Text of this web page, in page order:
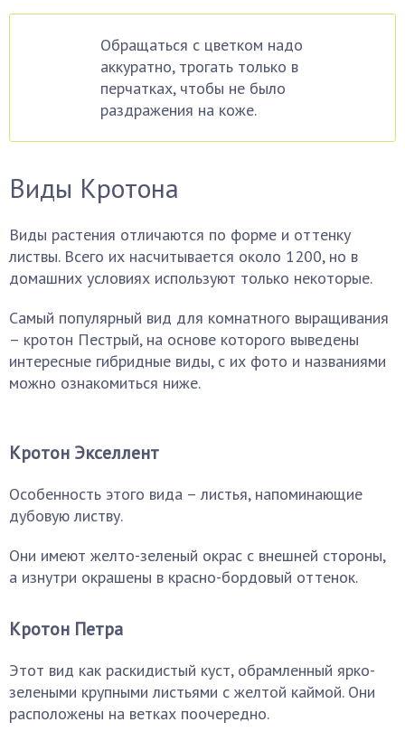
Обращаться с цветком надо
аккуратно, трогать только в
перчатках, чтобы не было
раздражения на коже.
Виды Кротона
Виды растения отличаются по форме и оттенку
листвы. Всего их насчитывается около 1200, но в
домашних условиях используют только некоторые.
Самый популярный вид для комнатного выращивания
– кротон Пестрый, на основе которого выведены
интересные гибридные виды, с их фото и названиями
можно ознакомиться ниже.
Кротон Экселлент
Особенность этого вида – листья, напоминающие
дубовую листву.
Они имеют желто-зеленый окрас с внешней стороны,
а изнутри окрашены в красно-бордовый оттенок.
Кротон Петра
Этот вид как раскидистый куст, обрамленный ярко-
зелеными крупными листьями с желтой каймой. Они
расположены на ветках поочередно.